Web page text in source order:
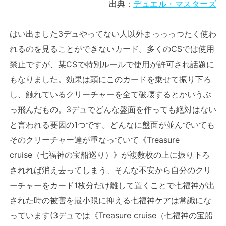
出典： デュエル・マスターズ
はい出ました3デュやってない人以外まっっっつたく使わ
れるのを見ることができないカード。多くのCSでは使用
禁止ですが、某CSで特別ルールで使用が許可され話題に
もなりました。効果は頭にこのカードを乗せて振り下ろ
し、触れているクリーチャーを全て破壊するとかいうぶ
っ飛んだもの。3デュでどんな盤面を作っても絶対はない
と言われる要因の1つです。どんなに盤面が並んでいても
そのクリーチャー達が重なっていて《Treasure
cruise（七福神の宝船巡り）》が複数枚の上に振り下ろ
されれば消え去ってしまう、そんな不安から自分のクリ
ーチャーをカード1枚分だけ離して置くことで七福神が出
された時の被害を最小限に抑える七福神ケアは常識にな
っています(3デュでは《Treasure cruise（七福神の宝船